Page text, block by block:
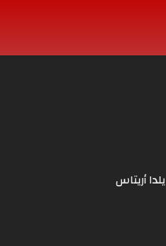
يلدا أريتاس